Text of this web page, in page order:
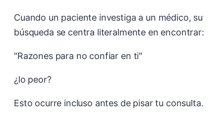
Cuando un paciente investiga a un médico, su
búsqueda se centra literalmente en encontrar:
"Razones para no confiar en ti"
¿lo peor?
Esto ocurre incluso antes de pisar tu consulta.